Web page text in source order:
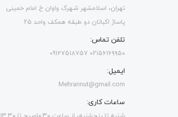
تهران، اسلامشهر شهرک واوان خ امام خمینی
پاساژ اکباتان دو طبقه همکف واحد ۲۵
تلفن تماس:
۰۲۱۵۶۱۶۹۹۵۰ 09127518757
ایمیل:
Mehrannut@gmail.com
ساعات کاری: